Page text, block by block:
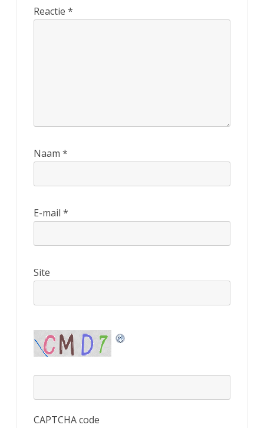
Reactie *
Naam *
E-mail *
Site
CAPTCHA code